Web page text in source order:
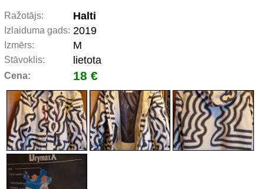
Ražotājs: Halti
Izlaiduma gads: 2019
Izmērs: M
Stāvoklis: lietota
Cena: 18 €